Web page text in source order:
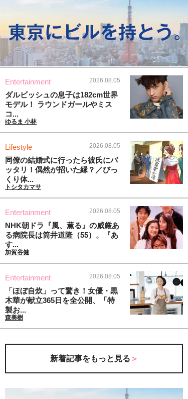
Entertainment 2026.08.05
ダルビッシュの息子は182cm世界
モデル！ ラウンドガールやミス
コ...
ゆるま 小林
Lifestyle 2026.08.05
同僚の結婚式に行ったら彼氏にバ
ッタリ！偶然が招いた縁？／びっ
くり体...
トシタカマサ
Entertainment 2026.08.05
NHK朝ドラ『風、薫る』の威厳あ
る病院長は筒井道隆（55）。『あ
す...
加賀谷健
Entertainment 2026.08.05
「ほぼ自炊」って驚き！女優・黒
木華が献立365日を全公開、「特
製お...
森美樹
新着記事をもっと見る